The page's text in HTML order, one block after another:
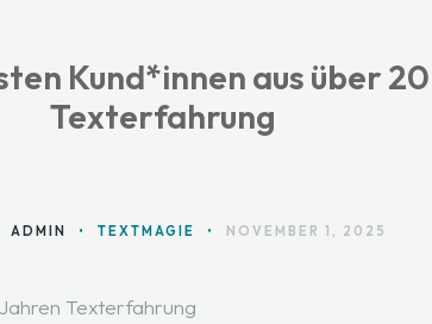
Kund*innen aus über
Texterfahrung
ADMIN • TEXTMAGIE • NOVEMBER 1, 2025